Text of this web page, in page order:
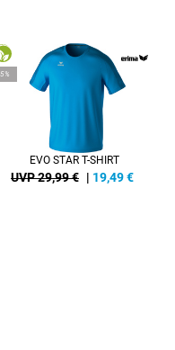
EVO STAR T-SHIRT
UVP 29,99 € | 19,49€